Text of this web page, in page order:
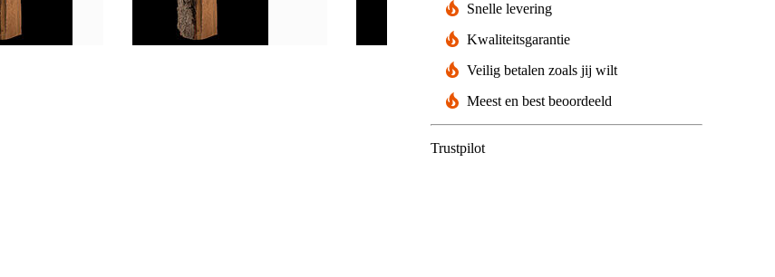
Snelle levering
Kwaliteitsgarantie
Veilig betalen zoals jij wilt
Meest en best beoordeeld
Trustpilot